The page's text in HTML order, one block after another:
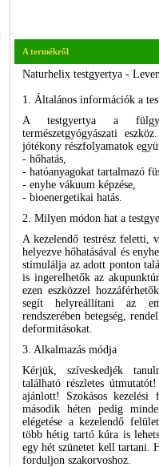
A termékről
Naturhelix testgyertya -
1. Általános információk a
A testgyertya a
természetgyógyászati
jótékony részfolyamatok
- hőhatás,
- hatóanyagokat tartalmazó
- enyhe vákuum képzése,
- bioenergetikai hatás.
2. Milyen módon hat a
A kezelendő testrész feletti,
helyezve hőhatásával és
stimulálja az adott ponton
is ingerelhetők az
ezen eszközzel
segít helyreállítani az
rendszerében betegség,
deformitásokat.
3. Alkalmazás módja
Kérjük, szíveskedjék
található részletes
ajánlott! Szokásos
második héten pedig
elégetése a kezelendő
több hétig tartó kúra is
egy hét szünetet kell tartani.
forduljon szakorvoshoz.